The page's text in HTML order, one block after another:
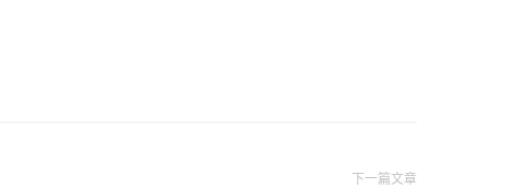
下一篇文章